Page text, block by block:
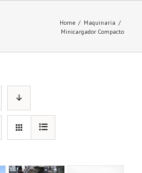
Home / Maquinaria /
Minicargador Compacto